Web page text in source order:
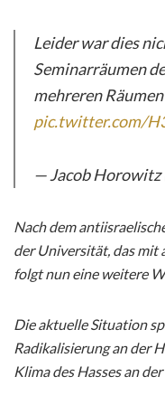
Leider war dies
Seminarräumen
mehreren
pic.twitter.com/
— Jacob Horowitz
Nach dem
der Universität, das mit
folgt nun eine weitere
Die aktuelle Situation
Radikalisierung an der
Klima des Hasses an